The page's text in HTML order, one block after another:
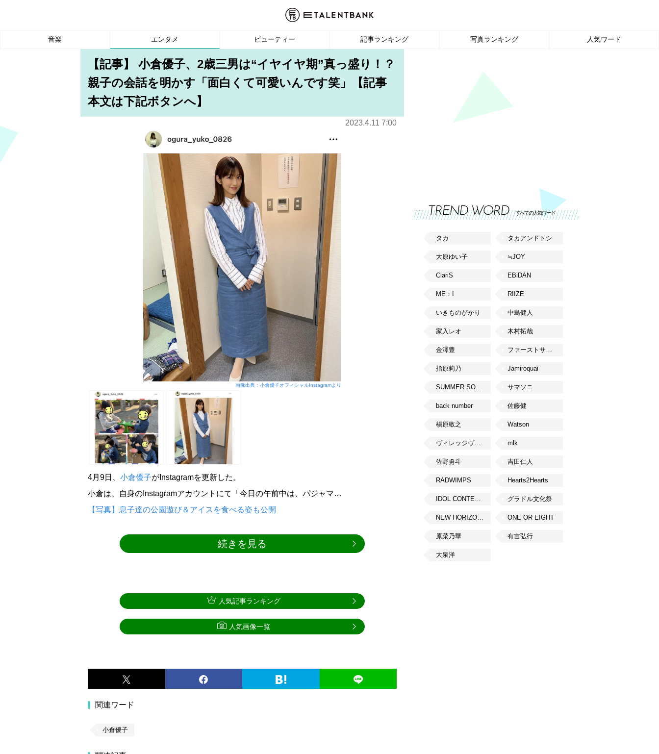
音楽 エンタメ ビューティー 記事ランキング 写真ランキング 人気ワード
【記事】 小倉優子、2歳三男は“イヤイヤ期”真っ盛り！？
親子の会話を明かす「面白くて可愛いんです笑」【記事
本文は下記ボタンへ】
2023.4.11 7:00
画像出典：小倉優子オフィシャルInstagramより
4月9日、 小倉優子がInstagramを更新した。
小倉は、自身のInstagramアカウントにて「今日の午前中は、パジャマ…
【写真】息子達の公園遊び＆アイスを食べる姿も公開
続きを見る
関連ワード
小倉優子
人気記事ランキング
人気画像一覧
TREND WORD すべての人気ワード
タカ タカアンドトシ
大原ゆい子 ≒JOY
ClariS EBiDAN
ME：I RIIZE
いきものがかり 中島健人
家入レオ 木村拓哉
金澤豊 ファーストサマーウイカ
指原莉乃 Jamiroquai
SUMMER SONIC サマソニ
back number 佐藤健
槇原敬之 Watson
ヴィレッジヴァンガード mlk
佐野勇斗 吉田仁人
RADWIMPS Hearts2Hearts
IDOL CONTENT EXPO グラドル文化祭
NEW HORIZON FEST ONE OR EIGHT
原菜乃華 有吉弘行
大泉洋